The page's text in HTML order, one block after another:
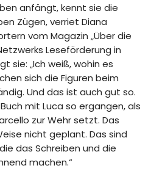
anfängt, kennt sie die
Zügen, verriet Diana
vom Magazin „Über die
Leseförderung in
sie: „Ich weiß, wohin es
sich die Figuren beim
Und das ist auch gut so.
mit Luca so ergangen, als
zur Wehr setzt. Das
nicht geplant. Das sind
das Schreiben und die
machen.“